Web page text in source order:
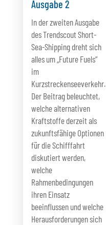
Ausgabe 2
In der zweiten Ausgabe
des Trendscout Short-
Sea-Shipping dreht sich
alles um „Future Fuels“
im
Kurzstreckenseeverkehr.
Der Beitrag beleuchtet,
welche alternativen
Kraftstoffe derzeit als
zukunftsfähige Optionen
für die Schifffahrt
diskutiert werden,
welche
Rahmenbedingungen
ihren Einsatz
beeinflussen und welche
Herausforderungen sich